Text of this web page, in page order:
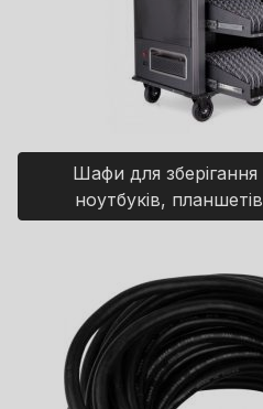
Шафи для зберігання
ноутбуків,